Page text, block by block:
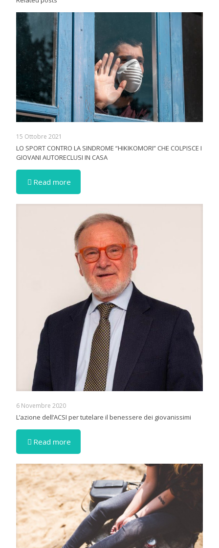
15 Ottobre 2021
LO SPORT CONTRO LA SINDROME “HIKIKOMORI” CHE COLPISCE I
GIOVANI AUTORECLUSI IN CASA
Read more
6 Novembre 2020
L’azione dell’ACSI per tutelare il benessere dei giovanissimi
Read more